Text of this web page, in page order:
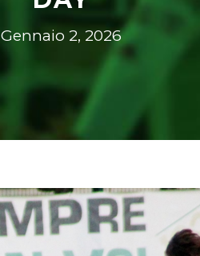
Gennaio 2, 2026